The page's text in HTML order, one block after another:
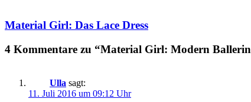
Material Girl: Das Lace Dress
4 Kommentare zu “Material Girl: Modern
Ulla sagt:
11. Juli 2016 um 09:12 Uhr